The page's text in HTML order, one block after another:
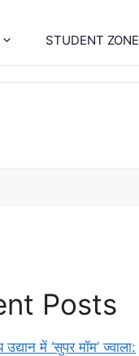
STUDENT ZONE
Posts
उद्यान में ‘सुपर मॉम’ ज्वाला: